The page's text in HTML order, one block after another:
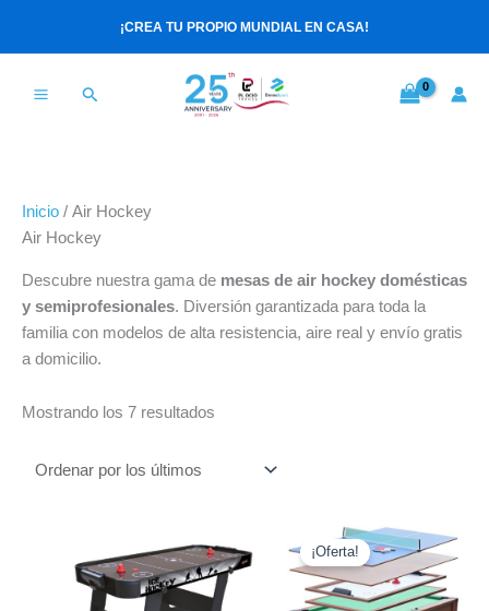
¡CREA TU PROPIO MUNDIAL EN CASA!
Buscar
Inicio / Air Hockey
Air Hockey
Descubre nuestra gama de mesas de air hockey domésticas
y semiprofesionales. Diversión garantizada para toda la
familia con modelos de alta resistencia, aire real y envío gratis
a domicilio.
Mostrando los 7 resultados
últimos
¡Oferta!
El
precio
original
era:
799.99€.
precio
actual
es:
769.99€.